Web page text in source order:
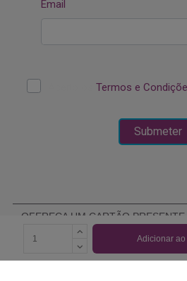
Adicionar
OFEREÇA UM CARTÃO
ELEGANTE